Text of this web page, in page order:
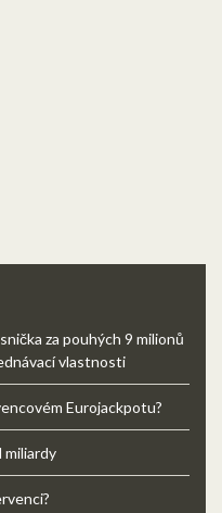
za pouhých 9 milionů
vlastnosti
Eurojackpotu?
miliardy